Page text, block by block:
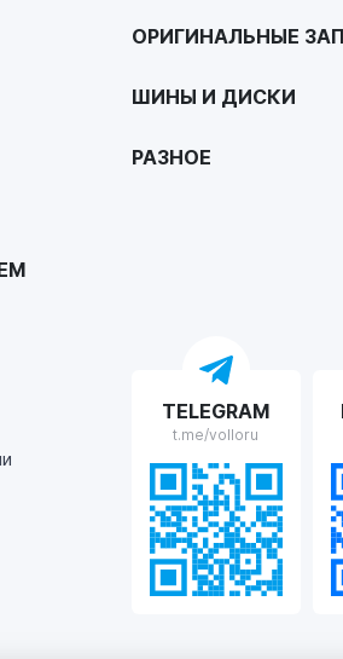
ОРИГИНАЛЬНЫЕ
ШИНЫ И ДИСКИ
РАЗНОЕ
TELEGRAM
t.me/volloru